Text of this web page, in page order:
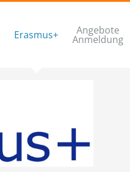
Erasmus+ Angebote
Anmeldung